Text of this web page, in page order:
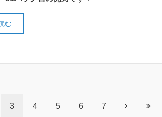
む
3 4 5 6 7